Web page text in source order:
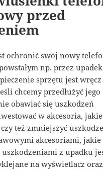
przed
ochronić swój nowy
np. przez
sprzętu jest wręcz
chcemy przedłużyć jego
obawiać się uszkodzeń
w akcesoria,
też zmniejszyć
akcesoriami, jakie
z upadku
na wyświetlacz